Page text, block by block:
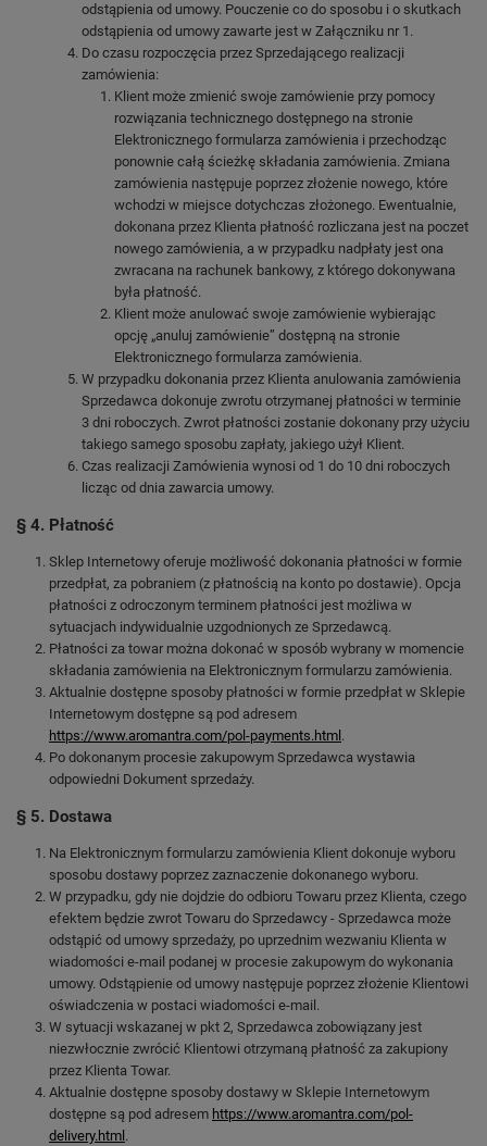
odstąpienia od umowy. Pouczenie co do sposobu i o skutkach
odstąpienia od umowy zawarte jest w Załączniku nr 1.
Do czasu rozpoczęcia przez Sprzedającego realizacji
zamówienia:
Klient może zmienić swoje zamówienie przy pomocy
rozwiązania technicznego dostępnego na stronie
Elektronicznego formularza zamówienia i przechodząc
ponownie całą ścieżkę składania zamówienia. Zmiana
zamówienia następuje poprzez złożenie nowego, które
wchodzi w miejsce dotychczas złożonego. Ewentualnie,
dokonana przez Klienta płatność rozliczana jest na poczet
nowego zamówienia, a w przypadku nadpłaty jest ona
zwracana na rachunek bankowy, z którego dokonywana
była płatność.
Klient może anulować swoje zamówienie wybierając
opcję „anuluj zamówienie” dostępną na stronie
Elektronicznego formularza zamówienia.
W przypadku dokonania przez Klienta anulowania zamówienia
Sprzedawca dokonuje zwrotu otrzymanej płatności w terminie
3 dni roboczych. Zwrot płatności zostanie dokonany przy użyciu
takiego samego sposobu zapłaty, jakiego użył Klient.
Czas realizacji Zamówienia wynosi od 1 do 10 dni roboczych
licząc od dnia zawarcia umowy.
§ 4. Płatność
Sklep Internetowy oferuje możliwość dokonania płatności w formie
przedpłat, za pobraniem (z płatnością na konto po dostawie). Opcja
płatności z odroczonym terminem płatności jest możliwa w
sytuacjach indywidualnie uzgodnionych ze Sprzedawcą.
Płatności za towar można dokonać w sposób wybrany w momencie
składania zamówienia na Elektronicznym formularzu zamówienia.
Aktualnie dostępne sposoby płatności w formie przedpłat w Sklepie
Internetowym dostępne są pod adresem
https://www.aromantra.com/pol-payments.html .
Po dokonanym procesie zakupowym Sprzedawca wystawia
odpowiedni Dokument sprzedaży.
§ 5. Dostawa
Na Elektronicznym formularzu zamówienia Klient dokonuje wyboru
sposobu dostawy poprzez zaznaczenie dokonanego wyboru.
W przypadku, gdy nie dojdzie do odbioru Towaru przez Klienta, czego
efektem będzie zwrot Towaru do Sprzedawcy - Sprzedawca może
odstąpić od umowy sprzedaży, po uprzednim wezwaniu Klienta w
wiadomości e-mail podanej w procesie zakupowym do wykonania
umowy. Odstąpienie od umowy następuje poprzez złożenie Klientowi
oświadczenia w postaci wiadomości e-mail.
W sytuacji wskazanej w pkt 2, Sprzedawca zobowiązany jest
niezwłocznie zwrócić Klientowi otrzymaną płatność za zakupiony
przez Klienta Towar.
Aktualnie dostępne sposoby dostawy w Sklepie Internetowym
dostępne są pod adresem https://www.aromantra.com/pol-
delivery.html .